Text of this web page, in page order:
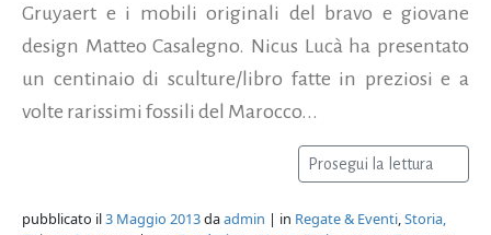
Gruyaert e i mobili originali del bravo e giovane
design Matteo Casalegno. Nicus Lucà ha presentato
un centinaio di sculture/libro fatte in preziosi e a
volte rarissimi fossili del Marocco...
Prosegui la lettura
pubblicato il3 Maggio 2013daadmin | in Regate & Eventi,Storia,